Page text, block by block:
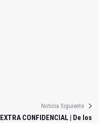
Noticia Siguiente
EXTRA CONFIDENCIAL | De los